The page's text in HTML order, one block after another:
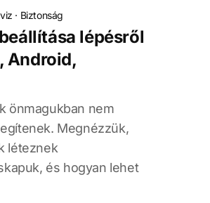
· Biztonság
lépésről
Android,
önmagukban nem
Megnézzük,
léteznek
és hogyan lehet